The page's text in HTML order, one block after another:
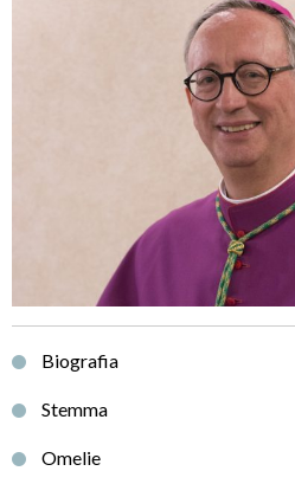
Biografia
Stemma
Omelie